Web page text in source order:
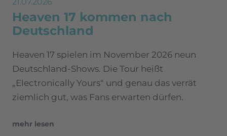
Heaven 17 kommen nach
Deutschland
Heaven 17 spielen im November 2026 neun
Deutschland-Shows. Die Tour heißt
„Electronically Yours“ und genau das verrät
ziemlich gut, was Fans erwarten dürfen.
mehr lesen